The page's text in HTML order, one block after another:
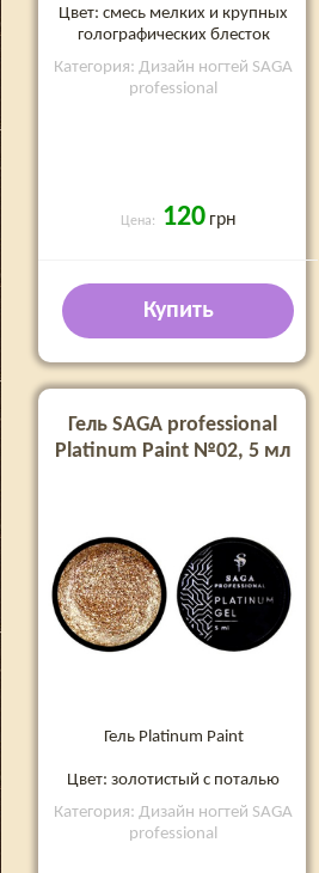
Цвет: смесь мелких и крупных
голографических блесток
Категория: Дизайн ногтей SAGA
professional
Цена: 120 грн
Купить
Гель SAGA professional
Platinum Paint №02, 5 мл
Гель Platinum Paint
Цвет: золотистый с поталью
Категория: Дизайн ногтей SAGA
professional